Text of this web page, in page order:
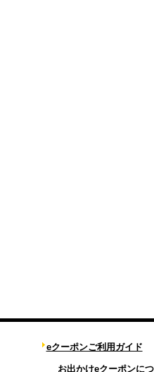
eクーポンご利用ガイド
お出かけeクーポンに